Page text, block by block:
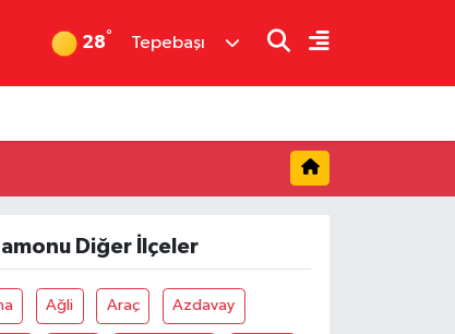
28° Tepebaşı
Diğer İlçeler
Ağli Araç Azdavay